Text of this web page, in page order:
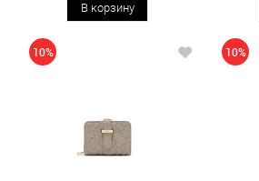
В корзину
10% 10%